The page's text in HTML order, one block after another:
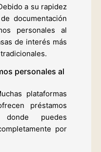
a su rapidez
documentación
personales al
de interés más
personales al
plataformas
préstamos
donde puedes
por